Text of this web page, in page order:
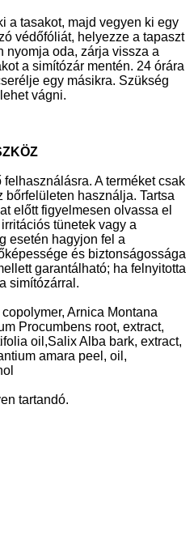
a tasakot, majd vegyen ki egy
védőfóliát, helyezze a tapaszt
nyomja oda, zárja vissza a
a simítózár mentén. 24 órára
egy másikra. Szükség
vágni.
felhasználásra. A terméket csak
bőrfelületen használja. Tartsa
előtt figyelmesen olvassa el
tünetek vagy a
esetén hagyjon fel a
és biztonságossága
garantálható; ha felnyitotta
simítózárral.
Arnica Montana
Procumbens root, extract,
oil,Salix Alba bark, extract,
amara peel, oil,
tartandó.